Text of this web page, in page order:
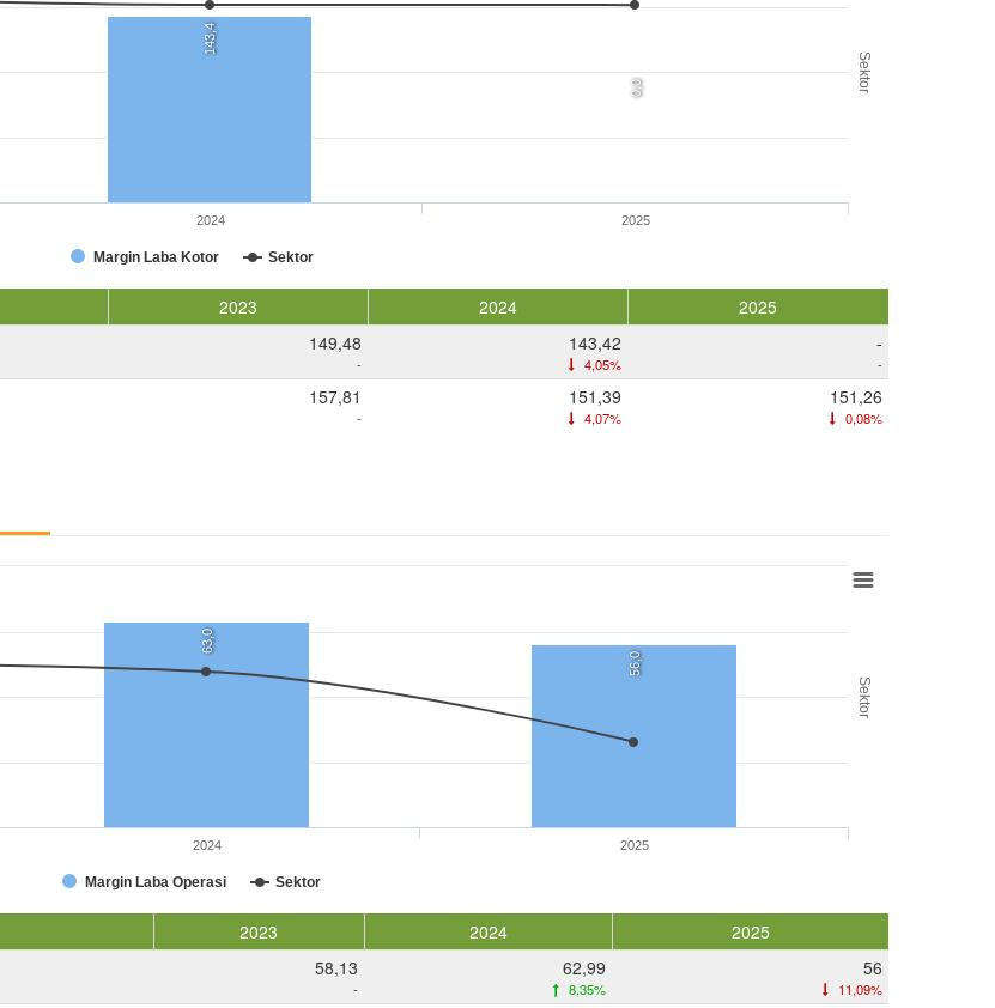
Sektor
143,4
0,0
Margin Laba Kotor Sektor
2024 2025
2023 2024
2025
149,48
-
143,42
4,05%
-
-
157,81
-
151,39
4,07%
151,26
0,08%
Sektor
63,0
56,0
Margin Laba Operasi Sektor
2024 2025
2023 2024
2025
58,13
-
62,99
8,35%
56
11,09%